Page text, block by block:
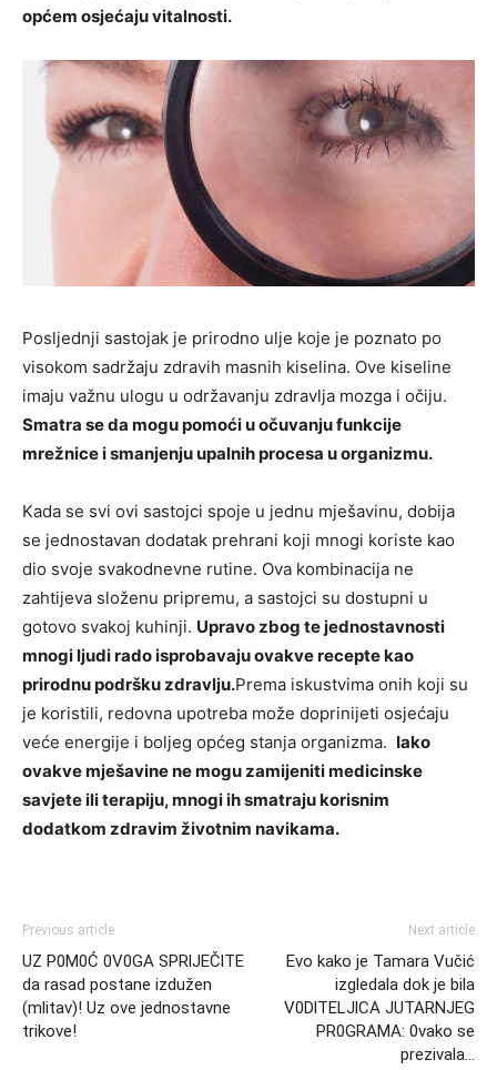
općem osjećaju vitalnosti.
Posljednji sastojak je prirodno ulje koje je poznato po
visokom sadržaju zdravih masnih kiselina. Ove kiseline
imaju važnu ulogu u održavanju zdravlja mozga i očiju.
Smatra se da mogu pomoći u očuvanju funkcije
mrežnice i smanjenju upalnih procesa u organizmu.
Kada se svi ovi sastojci spoje u jednu mješavinu, dobija
se jednostavan dodatak prehrani koji mnogi koriste kao
dio svoje svakodnevne rutine. Ova kombinacija ne
zahtijeva složenu pripremu, a sastojci su dostupni u
gotovo svakoj kuhinji. Upravo zbog te jednostavnosti
mnogi ljudi rado isprobavaju ovakve recepte kao
prirodnu podršku zdravlju.Prema iskustvima onih koji su
je koristili, redovna upotreba može doprinijeti osjećaju
veće energije i boljeg općeg stanja organizma. Iako
ovakve mješavine ne mogu zamijeniti medicinske
savjete ili terapiju, mnogi ih smatraju korisnim
dodatkom zdravim životnim navikama.
Previous article
UZ P0M0Ć 0V0GA SPRlJEČlTE
da rasad postane izdužen
(mlitav)! Uz ove jednostavne
trikove!
Next article
Evo kako je Tamara Vučić
izgledala dok je bila
V0DlTELJlCA JUTARNJEG
PR0GRAMA: 0vako se
prezivala…